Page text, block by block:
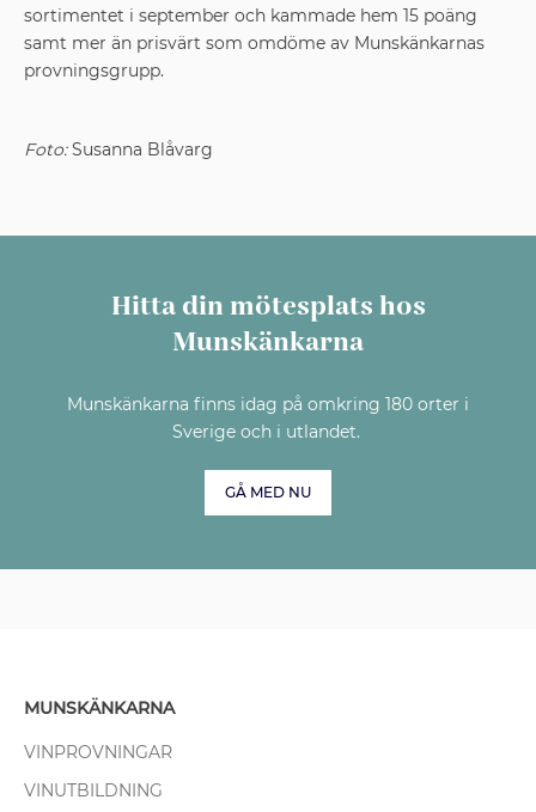
sortimentet i september och kammade hem 15 poäng
samt mer än prisvärt som omdöme av Munskänkarnas
provningsgrupp.
Foto:Susanna Blåvarg
Hitta din mötesplats hos
Munskänkarna
Munskänkarna finns idag på omkring 180 orter i
Sverige och i utlandet.
GÅ MED NU
MUNSKÄNKARNA
VINPROVNINGAR
VINUTBILDNING